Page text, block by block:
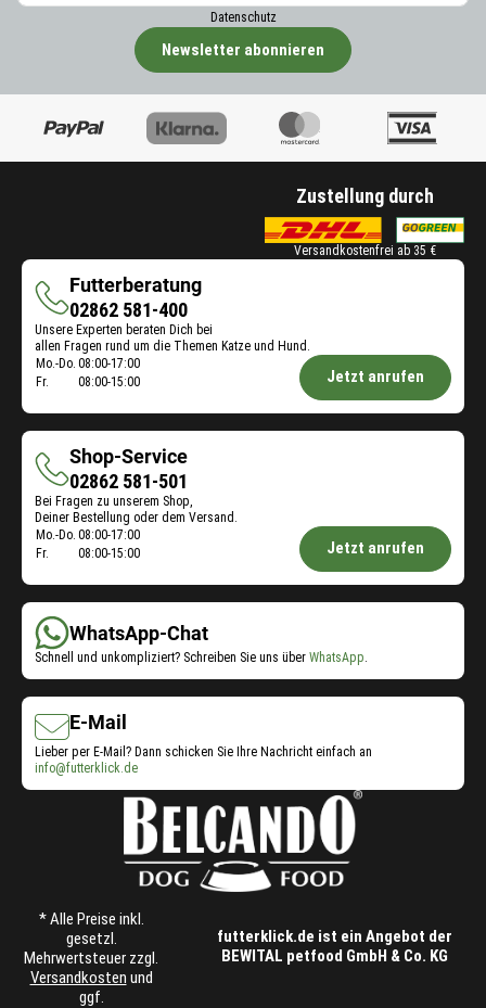
Datenschutz
Newsletter abonnieren
Zustellung durch
Versandkostenfrei ab 35 €
Futterberatung
Futterberatung
02862 581-400
Unsere Experten beraten Dich bei
allen Fragen rund um die Themen Katze und Hund.
Öffnungszeiten
Mo.-Do. 08:00-17:00
Fr.
08:00-15:00 Jetzt anrufen
Shop-Service
Shop-
Service
02862 581-501
Bei Fragen zu unserem Shop,
Deiner Bestellung oder dem Versand.
Öffnungszeiten
Service:
Mo.-Do. 08:00-17:00
Fr.
08:00-15:00 Jetzt anrufen
WhatsApp-Chat
Schnell und unkompliziert? Schreiben Sie uns über WhatsApp.
E-Mail
Lieber per E-Mail? Dann schicken Sie Ihre Nachricht einfach an
info@futterklick.de
* Alle Preise inkl.
gesetzl.
Mehrwertsteuer zzgl.
Versandkosten und
ggf.
futterklick.de ist ein Angebot der
BEWITAL petfood GmbH & Co. KG